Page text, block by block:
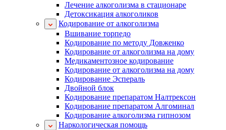
Лечение алкоголизма в стационаре
Детоксикация алкоголиков
Кодирование от алкоголизма
Вшивание торпедо
Кодирование по методу Довженко
Кодирование от алкоголизма на дому
Медикаментозное кодирование
Кодирование от алкоголизма на дому
Кодирование Эспераль
Двойной блок
Кодирование препаратом Налтрексон
Кодирование препаратом Алгоминал
Кодирование алкоголизма гипнозом
Наркологическая помощь